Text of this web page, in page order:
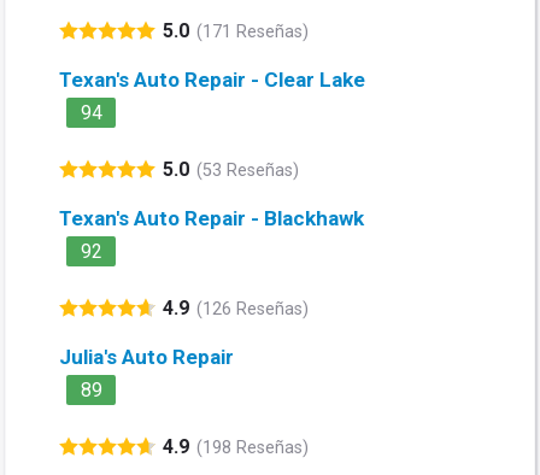
5.0 (171 Reseñas)
Texan's Auto Repair - Clear Lake
94
5.0 (53 Reseñas)
Texan's Auto Repair - Blackhawk
92
4.9 (126 Reseñas)
Julia's Auto Repair
89
4.9 (198 Reseñas)